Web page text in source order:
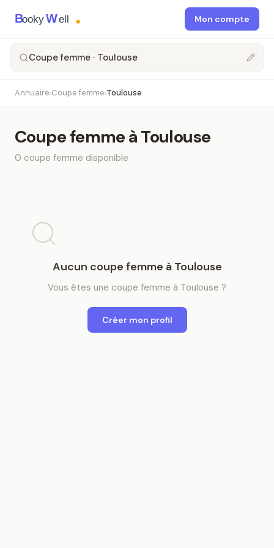
BookyWell Mon compte
Coupe femme · Toulouse
Annuaire›Coupe femme›Toulouse
Coupe femmeàToulouse
0 coupe femme disponible
Aucun coupe femme à Toulouse
Vous êtes une coupe femme à Toulouse ?
Créer mon profil